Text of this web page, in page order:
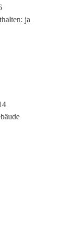
ja